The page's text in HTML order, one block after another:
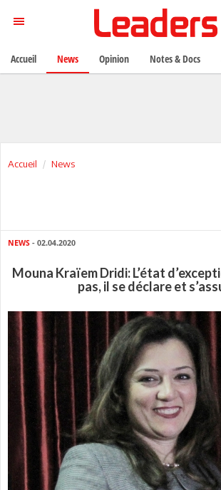
Accueil News
NEWS - 02.04.2020
Mouna Kraïem Dridi: L’état
pas, il se déclare et
Accueil News Opinion Notes & Docs